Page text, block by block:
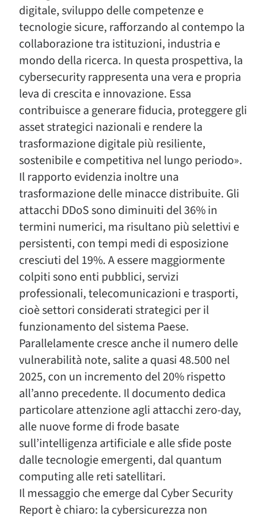
digitale, sviluppo delle competenze e
tecnologie sicure, rafforzando al contempo la
collaborazione tra istituzioni, industria e
mondo della ricerca. In questa prospettiva, la
cybersecurity rappresenta una vera e propria
leva di crescita e innovazione. Essa
contribuisce a generare fiducia, proteggere gli
asset strategici nazionali e rendere la
trasformazione digitale più resiliente,
sostenibile e competitiva nel lungo periodo».
Il rapporto evidenzia inoltre una
trasformazione delle minacce distribuite. Gli
attacchi DDoS sono diminuiti del 36% in
termini numerici, ma risultano più selettivi e
persistenti, con tempi medi di esposizione
cresciuti del 19%. A essere maggiormente
colpiti sono enti pubblici, servizi
professionali, telecomunicazioni e trasporti,
cioè settori considerati strategici per il
funzionamento del sistema Paese.
Parallelamente cresce anche il numero delle
vulnerabilità note, salite a quasi 48.500 nel
2025, con un incremento del 20% rispetto
all’anno precedente. Il documento dedica
particolare attenzione agli attacchi zero-day,
alle nuove forme di frode basate
sull’intelligenza artificiale e alle sfide poste
dalle tecnologie emergenti, dal quantum
computing alle reti satellitari.
Il messaggio che emerge dal Cyber Security
Report è chiaro: la cybersicurezza non